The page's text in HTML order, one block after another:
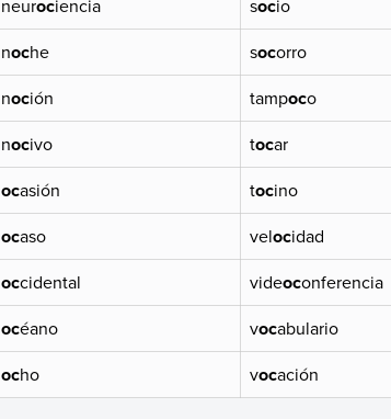
neurociencia socio
noche socorro
noción tampoco
nocivo tocar
ocasión tocino
ocaso velocidad
occidental videoconferencia
océano vocabulario
ocho vocación